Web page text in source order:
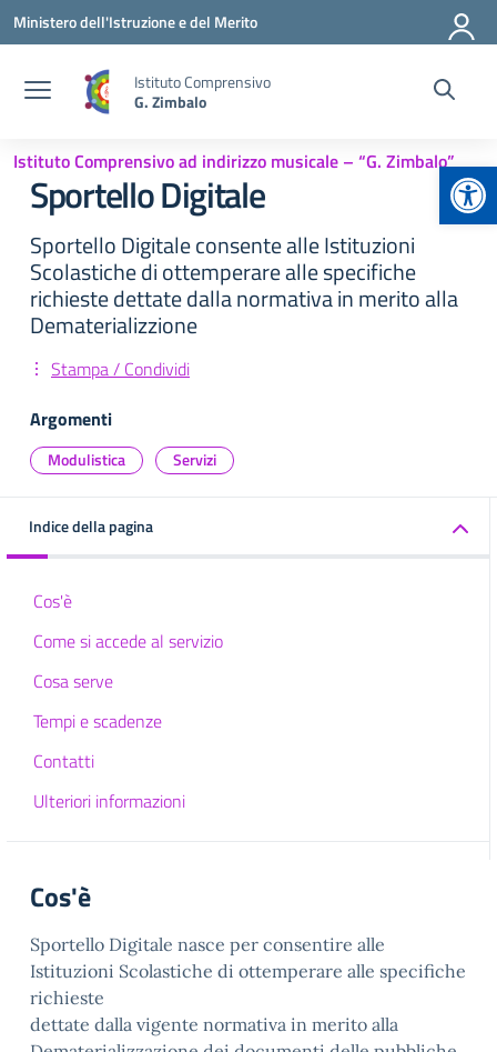
Vai ai contenuti
Vai al menu di navigazione
Vai al footer
Ministero dell'Istruzione e del Merito
Istituto Comprensivo
G. Zimbalo
Istituto Comprensivo ad indirizzo musicale – “G. Zimbalo”
Sportello Digitale
Sportello Digitale consente alle Istituzioni
Scolastiche di ottemperare alle specifiche
richieste dettate dalla normativa in merito alla
Dematerializzione
Stampa / Condividi
Argomenti
Modulistica Servizi
Indice della pagina
Cos'è
Come si accede al servizio
Cosa serve
Tempi e scadenze
Contatti
Ulteriori informazioni
Cos'è
Sportello Digitale nasce per consentire alle
Istituzioni Scolastiche di ottemperare alle specifiche
richieste
dettate dalla vigente normativa in merito alla